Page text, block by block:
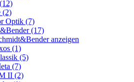
(2)
Optik (7)
(17)
anzeigen
(1)
(5)
(7)
II (2)